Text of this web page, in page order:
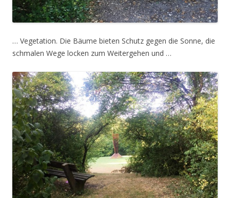
… Vegetation. Die Bäume bieten Schutz gegen die Sonne, die
schmalen Wege locken zum Weitergehen und …